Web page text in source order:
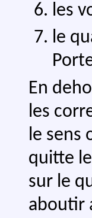
les
le
En
les
le sens
quitte
sur le
aboutir